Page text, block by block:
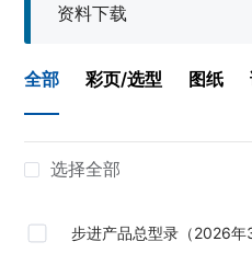
资料下载
全部 彩页/选型 图纸
选择全部
步进产品总型录（2026年3